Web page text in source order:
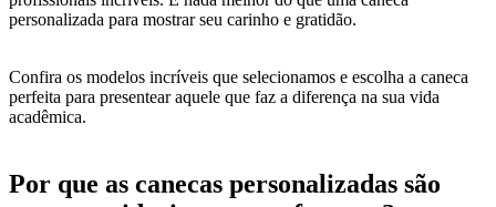
personalizada para mostrar seu carinho e gratidão.
Confira os modelos incríveis que selecionamos e escolha a caneca
perfeita para presentear aquele que faz a diferença na sua vida
acadêmica.
Por que as canecas personalizadas são